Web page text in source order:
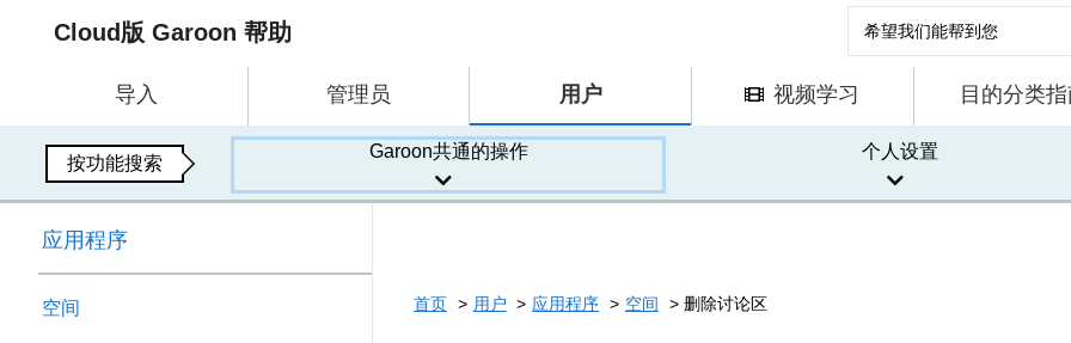
Cloud版 Garoon 帮助
导入 管理员 用户 视频学习 目的分类
按功能搜索
Garoon共通的操作 个人设置
应用程序
空间 首页 用户 应用程序 空间 删除讨论区